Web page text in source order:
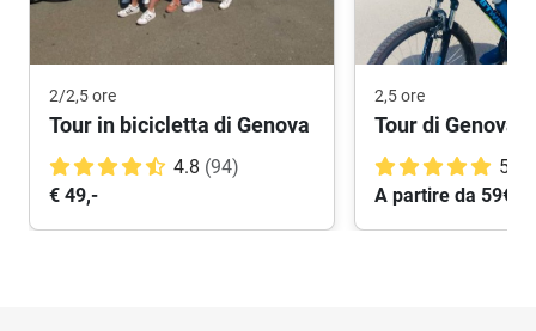
2/2,5 ore
Tour in bicicletta di Genova
4.8 (94)
€ 49,-
2,5 ore
5.0
A partire da 59€